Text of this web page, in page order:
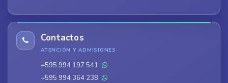
Contactos
ATENCIÓN Y ADMISIONES
+595 994 197 541
+595 994 364 238